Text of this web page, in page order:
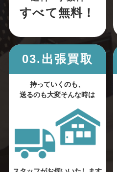
すべて無料！
03.出張買取
持っていくのも、
送るのも大変そんな時は